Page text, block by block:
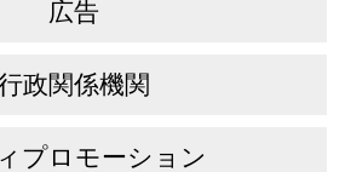
広告
政関係機関
プロモーション